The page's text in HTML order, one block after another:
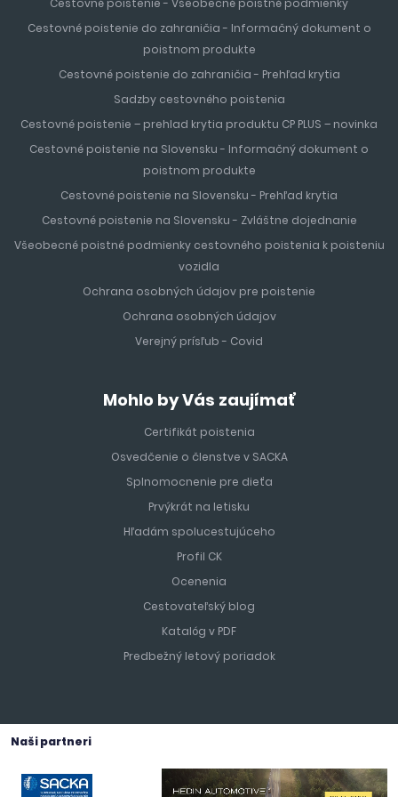
(podľa destinácie)
organizovaný autobus, požičané auto
alebo taxi
Hlavné medzinárodné letiská:
Atény, Heraklion (Kréta),
Rodos, Korfu, Santorini, Mykonos
Ak plánujete spoznávať ostrov, oplatí sa požičať auto a
spojiť dovolenku pri mori s výletmi po vnútrozemí.
Podmienky vstupu a doklady
Grécko je členom EÚ, občanom SR stačí platný
občiansky preukaz s fotografiou alebo cestovný pas
Doklad musí byť platný počas celej doby pobytu
Majte pri sebe doklady aj mimo letiska – môžu ich
vyžadovať v autopožičovni či pri ubytovaní.
Špeciálne očkovanie sa pri ceste do Grécka nevyžaduje.
S Európskym preukazom zdravotného poistenia máte nárok
odporúča cestovné poistenie.
tiesňová linka: 112, zdravotná pomoc: 166, turistická polícia:
171.
Tip:Slnko je v Grécku veľmi silné – nezabudnite na opaľovací
Cestovné poistenie do zahraničia - Informačný dokument o
poistnom produkte
Cestovné poistenie do zahraničia - Prehľad krytia
Sadzby cestovného poistenia
Cestovné poistenie – prehlad krytia produktu CP PLUS – novinka
Cestovné poistenie na Slovensku - Informačný dokument o
poistnom produkte
Cestovné poistenie na Slovensku - Prehľad krytia
Cestovné poistenie na Slovensku - Zvláštne dojednanie
Všeobecné poistné podmienky cestovného poistenia k poisteniu
vozidla
Ochrana osobných údajov pre poistenie
Ochrana osobných údajov
Verejný prísľub - Covid
Mohlo by Vás zaujímať
Certifikát poistenia
Osvedčenie o členstve v SACKA
Splnomocnenie pre dieťa
Prvýkrát na letisku
Hľadám spolucestujúceho
Profil CK
Ocenenia
Cestovateľský blog
Katalóg v PDF
Predbežný letový poriadok
Naši partneri